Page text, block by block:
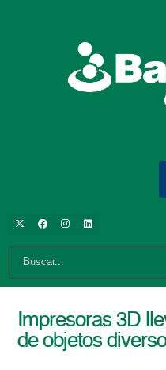
Impresoras 3D
de objetos